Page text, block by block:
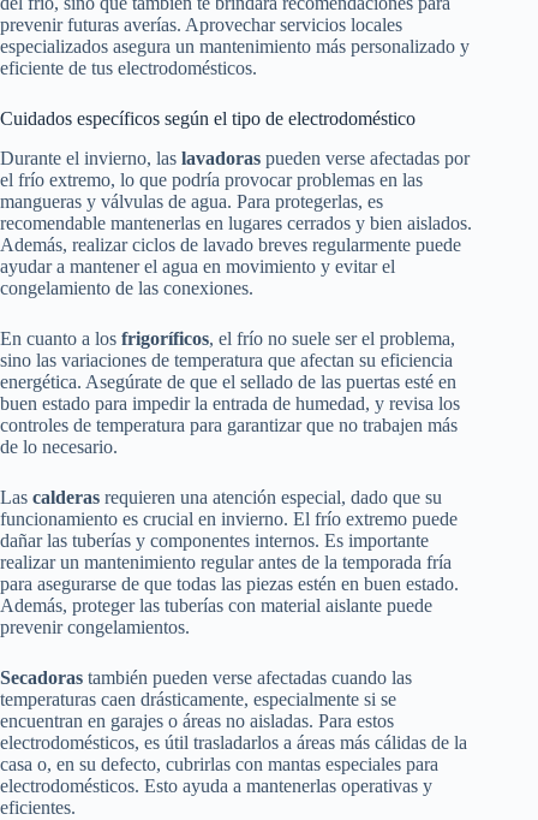
prevenir futuras averías. Aprovechar servicios locales
especializados asegura un mantenimiento más personalizado y
eficiente de tus electrodomésticos.
Cuidados específicos según el tipo de electrodoméstico
Durante el invierno, las lavadoras pueden verse afectadas por
el frío extremo, lo que podría provocar problemas en las
mangueras y válvulas de agua. Para protegerlas, es
recomendable mantenerlas en lugares cerrados y bien aislados.
Además, realizar ciclos de lavado breves regularmente puede
ayudar a mantener el agua en movimiento y evitar el
congelamiento de las conexiones.
En cuanto a los frigoríficos, el frío no suele ser el problema,
sino las variaciones de temperatura que afectan su eficiencia
energética. Asegúrate de que el sellado de las puertas esté en
buen estado para impedir la entrada de humedad, y revisa los
controles de temperatura para garantizar que no trabajen más
de lo necesario.
Las calderas requieren una atención especial, dado que su
funcionamiento es crucial en invierno. El frío extremo puede
dañar las tuberías y componentes internos. Es importante
realizar un mantenimiento regular antes de la temporada fría
para asegurarse de que todas las piezas estén en buen estado.
Además, proteger las tuberías con material aislante puede
prevenir congelamientos.
Secadoras también pueden verse afectadas cuando las
temperaturas caen drásticamente, especialmente si se
encuentran en garajes o áreas no aisladas. Para estos
electrodomésticos, es útil trasladarlos a áreas más cálidas de la
casa o, en su defecto, cubrirlas con mantas especiales para
electrodomésticos. Esto ayuda a mantenerlas operativas y
eficientes.